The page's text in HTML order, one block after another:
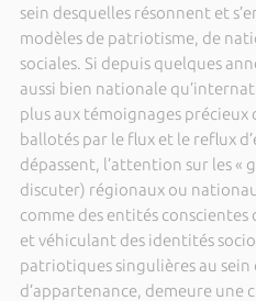
sein desquelles résonnent et
modèles de patriotisme, de
sociales. Si depuis quelques
aussi bien nationale
plus aux témoignages précieux
ballotés par le flux et le reflux
dépassent, l’attention sur les «
discuter) régionaux ou
comme des entités conscientes
et véhiculant des identités
patriotiques singulières au
d’appartenance, demeure une